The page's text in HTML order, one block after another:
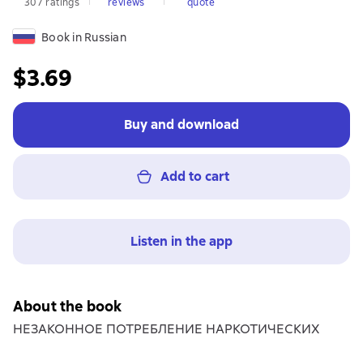
Book in Russian
$3.69
Buy and download
Add to cart
Listen in the app
About the book
НЕЗАКОННОЕ ПОТРЕБЛЕНИЕ НАРКОТИЧЕСКИХ